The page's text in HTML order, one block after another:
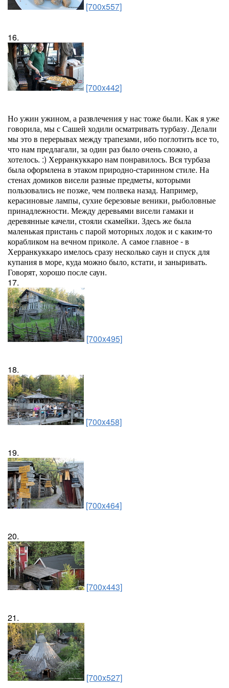
[700x557]
16.
[700x442]
Но ужин ужином, а развлечения у нас тоже были. Как я уже
говорила, мы с Сашей ходили осматривать турбазу. Делали
мы это в перерывах между трапезами, ибо поглотить все то,
что нам предлагали, за один раз было очень сложно, а
хотелось. :) Херранкуккаро нам понравилось. Вся турбаза
была оформлена в этаком природно-старинном стиле. На
стенах домиков висели разные предметы, которыми
пользовались не позже, чем полвека назад. Например,
керасиновые лампы, сухие березовые веники, рыболовные
принадлежности. Между деревьями висели гамаки и
деревянные качели, стояли скамейки. Здесь же была
маленькая пристань с парой моторных лодок и с каким-то
корабликом на вечном приколе. А самое главное - в
Херранкуккаро имелось сразу несколько саун и спуск для
купания в море, куда можно было, кстати, и заныривать.
Говорят, хорошо после саун.
17.
[700x495]
18.
[700x458]
19.
[700x464]
20.
[700x443]
21.
[700x527]